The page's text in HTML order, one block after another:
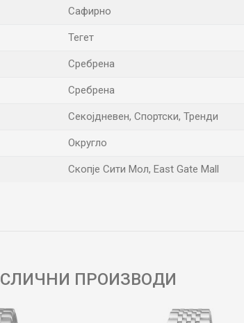
Сафирно
Тегет
Сребрена
Сребрена
Секојдневен, Спортски, Тренди
Округло
Скопје Сити Мол, East Gate Mall
СЛИЧНИ ПРОИЗВОДИ